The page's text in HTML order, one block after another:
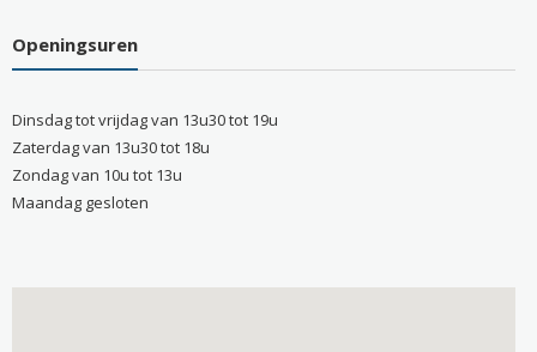
Openingsuren
Dinsdag tot vrijdag van 13u30 tot 19u
Zaterdag van 13u30 tot 18u
Zondag van 10u tot 13u
Maandag gesloten